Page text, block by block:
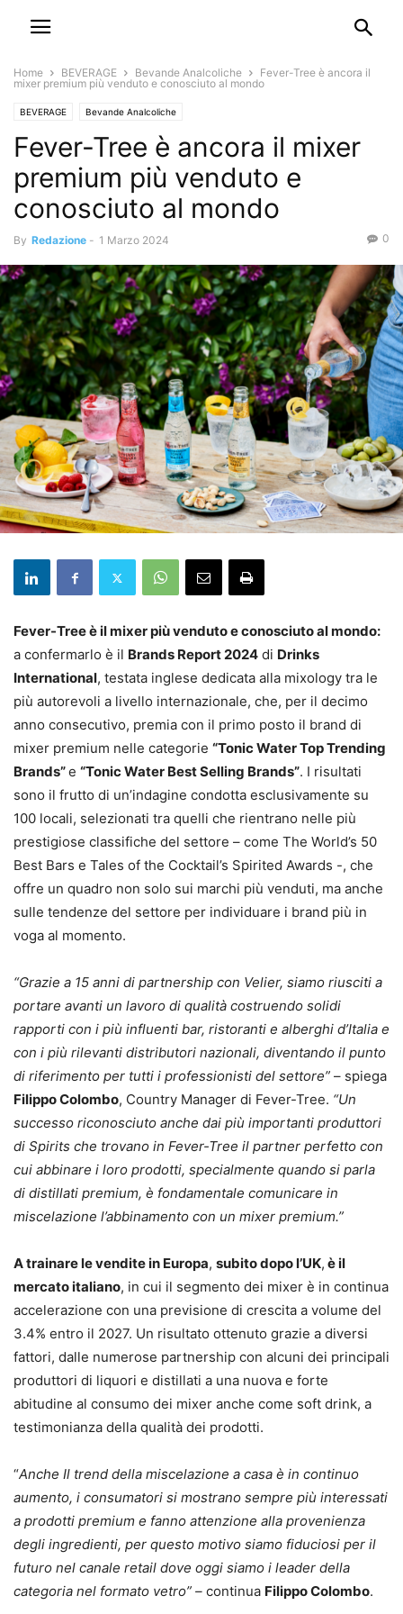
Home BEVERAGE Bevande Analcoliche
Fever-Tree è ancora il
mixer premium più venduto e conosciuto al mondo
BEVERAGE Bevande Analcoliche
Fever-Tree è ancora il mixer
premium più venduto e
conosciuto al mondo
By Redazione - 1 Marzo 2024 0
Fever-Tree è il mixer più venduto e conosciuto al mondo:
a confermarlo è il Brands Report 2024 di Drinks
International, testata inglese dedicata alla mixology tra le
più autorevoli a livello internazionale, che, per il decimo
anno consecutivo, premia con il primo posto il brand di
mixer premium nelle categorie “Tonic Water Top Trending
Brands”e “Tonic Water Best Selling Brands”. I risultati
sono il frutto di un’indagine condotta esclusivamente su
100 locali, selezionati tra quelli che rientrano nelle più
prestigiose classifiche del settore – come The World’s 50
Best Bars e Tales of the Cocktail’s Spirited Awards -, che
offre un quadro non solo sui marchi più venduti, ma anche
sulle tendenze del settore per individuare i brand più in
voga al momento.
“Grazie a 15 anni di partnership con Velier, siamo riusciti a
portare avanti un lavoro di qualità costruendo solidi
rapporti con i più influenti bar, ristoranti e alberghi d’Italia e
con i più rilevanti distributori nazionali, diventando il punto
di riferimento per tutti i professionisti del settore” – spiega
Filippo Colombo, Country Manager di Fever-Tree. “Un
successo riconosciuto anche dai più importanti produttori
di Spirits che trovano in Fever-Tree il partner perfetto con
cui abbinare i loro prodotti, specialmente quando si parla
di distillati premium, è fondamentale comunicare in
miscelazione l’abbinamento con un mixer premium.”
A trainare le vendite in Europa, subito dopo l’UK, è il
mercato italiano, in cui il segmento dei mixer è in continua
accelerazione con una previsione di crescita a volume del
3.4% entro il 2027. Un risultato ottenuto grazie a diversi
fattori, dalle numerose partnership con alcuni dei principali
produttori di liquori e distillati a una nuova e forte
abitudine al consumo dei mixer anche come soft drink, a
testimonianza della qualità dei prodotti.
“Anche Il trend della miscelazione a casa è in continuo
aumento, i consumatori si mostrano sempre più interessati
a prodotti premium e fanno attenzione alla provenienza
degli ingredienti, per questo motivo siamo fiduciosi per il
futuro nel canale retail dove oggi siamo i leader della
categoria nel formato vetro” – continua Filippo Colombo.